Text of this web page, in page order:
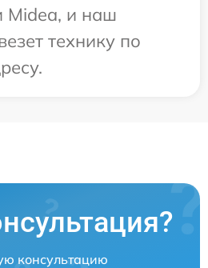
Midea, и наш
технику по
консультацию